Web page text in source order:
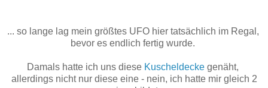
... so lange lag mein größtes UFO hier tatsächlich im Regal,
bevor es endlich fertig wurde.
Damals hatte ich uns diese Kuscheldecke genäht,
allerdings nicht nur diese eine - nein, ich hatte mir gleich 2